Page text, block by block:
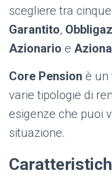
scegliere tra
Garantito,
Azionario e
Core Pension è un
varie tipologie di
esigenze che puoi
situazione.